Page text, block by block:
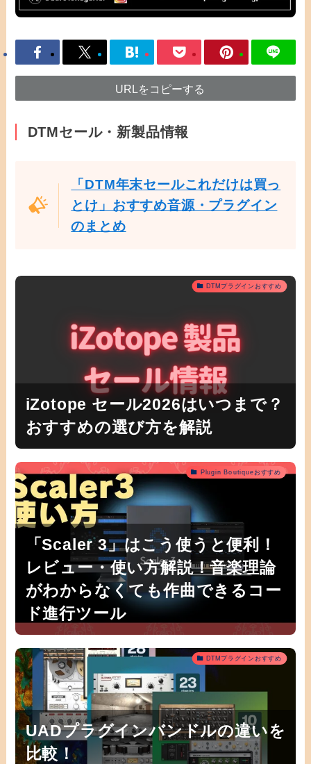
URLをコピーする
DTMセール・新製品情報
「DTM年末セールこれだけは買っ
とけ」おすすめ音源・プラグイン
のまとめ
DTMプラグインおすすめ
iZotope セール2026はいつまで？
おすすめの選び方を解説
Plugin Boutiqueおすすめ
「Scaler 3」はこう使うと便利！
レビュー・使い方解説！音楽理論
がわからなくても作曲できるコー
ド進行ツール
DTMプラグインおすすめ
UADプラグインバンドルの違いを
比較！